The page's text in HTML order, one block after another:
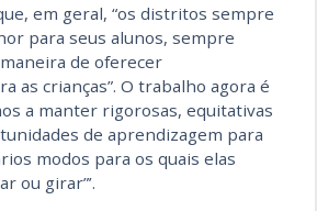
em geral, “os distritos sempre
para seus alunos, sempre
de oferecer
as crianças”. O trabalho agora é
a manter rigorosas, equitativas
de aprendizagem para
modos para os quais elas
ou girar”’.